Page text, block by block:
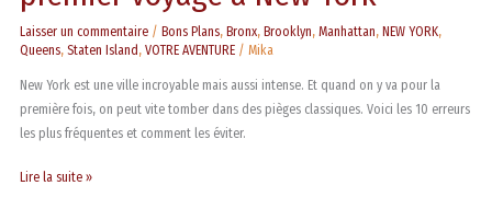
Laisser un commentaire /Bons Plans,Bronx,Brooklyn,Manhattan,NEW YORK,
Queens,Staten Island,VOTRE AVENTURE /Mika
New York est une ville incroyable mais aussi intense. Et quand on y va pour la
première fois, on peut vite tomber dans des pièges classiques. Voici les 10 erreurs
les plus fréquentes et comment les éviter.
Lire la suite »